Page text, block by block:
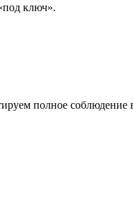
ключ».
полное соблюдение